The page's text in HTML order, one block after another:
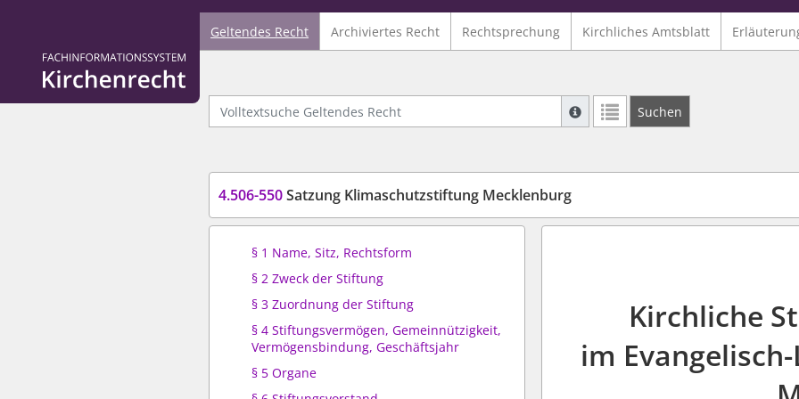
Logo Fachinformationssystem Kirchenrecht
Geltendes Recht Archiviertes Recht Rechtsprechung Kirchliches Amtsblatt
Volltextsuche Geltendes Recht
Suche mit Platzhalter "*", Bsp.
Suchen
4.506-550Satzung Klimaschutzstiftung Mecklenburg
§ 1 Name, Sitz, Rechtsform
§ 2 Zweck der Stiftung
§ 3 Zuordnung der Stiftung
§ 4 Stiftungsvermögen, Gemeinnützigkeit,
Vermögensbindung, Geschäftsjahr
§ 5 Organe
Kirchliche
im